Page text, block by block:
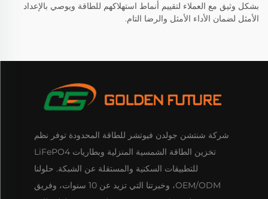
بشكل وثيق مع العملاء لتقييم أنماط استهلاكهم للطاقة ويوصي بالإعداد
الأمثل لضمان الأداء الأمثل والرضا التام.
شركة شنتشن جولدن فيوتشر للطاقة المحدودة توفر نظم
تخزين الطاقة الشمسية المنزلية وبطاريات LiFePO4
للتطبيقات السكنية والمستقلة عن الشبكة. حلولنا
OEM/ODM، وخبرتنا التي تزيد عن 10 سنوات، وفريق